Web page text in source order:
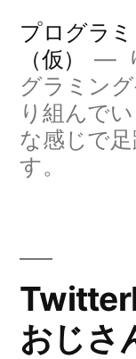
プログラ
（仮）
グラミン
り組んで
な感じで
す。
おじさ